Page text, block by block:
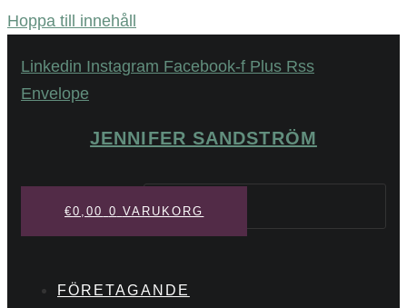
Hoppa till innehåll
Linkedin Instagram Facebook-f Plus Rss
Envelope
JENNIFER SANDSTRÖM
Sök
€0,00 0 VARUKORG
FÖRETAGANDE